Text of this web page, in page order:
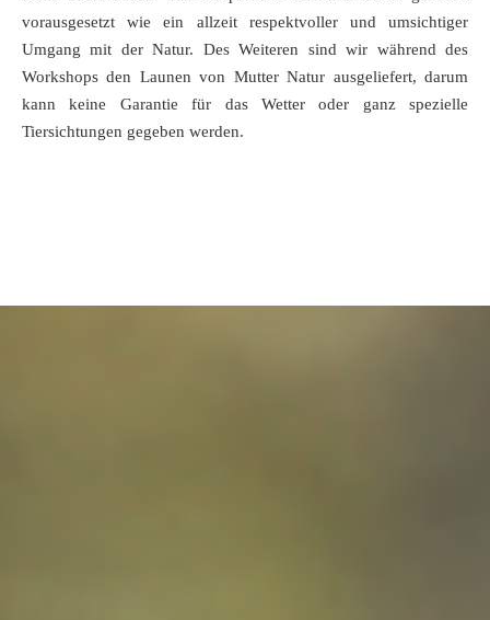
vorausgesetzt wie ein allzeit respektvoller und umsichtiger
Umgang mit der Natur. Des Weiteren sind wir während des
Workshops den Launen von Mutter Natur ausgeliefert, darum
kann keine Garantie für das Wetter oder ganz spezielle
Tiersichtungen gegeben werden.